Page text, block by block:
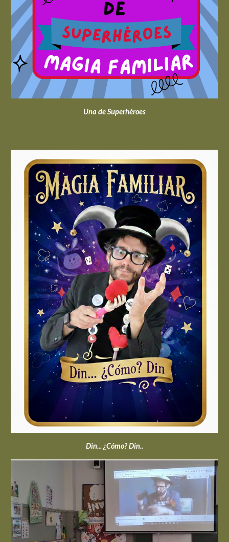
Una de Superhéroes
Din... ¿Cómo? Din..